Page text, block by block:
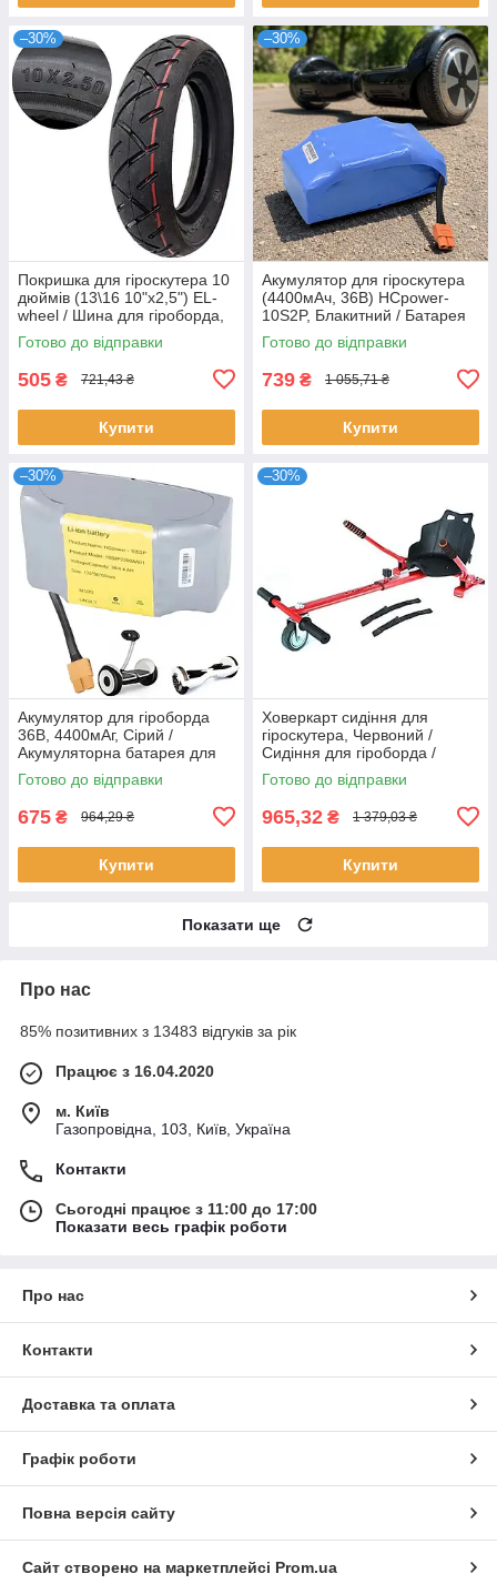
–30%
Покришка для гіроскутера 10
дюймів (13\16 10"х2,5") EL-
wheel / Шина для гіроборда,
гіроскутера
Готово до відправки
505 ₴ 721,43 ₴
Купити
–30%
Акумулятор для гіроскутера
(4400мАч, 36В) HCpower-
10S2P, Блакитний / Батарея
для електросамокату
Готово до відправки
739 ₴ 1 055,71 ₴
Купити
–30%
Акумулятор для гіроборда
36В, 4400мАг, Сірий /
Акумуляторна батарея для
гіроскутера / Батарея на
гіроборд
Готово до відправки
675 ₴ 964,29 ₴
Купити
–30%
Ховеркарт сидіння для
гіроскутера, Червоний /
Сидіння для гіроборда /
Сидушка для гіроборда
Готово до відправки
965,32 ₴ 1 379,03 ₴
Купити
Показати ще
Про нас
85% позитивних з 13483 відгуків за рік
Працює з 16.04.2020
м. Київ
Газопровідна, 103, Київ, Україна
Контакти
Сьогодні працює з 11:00 до 17:00
Показати весь графік роботи
Про нас
Контакти
Доставка та оплата
Графік роботи
Повна версія сайту
Сайт створено на маркетплейсі Prom.ua